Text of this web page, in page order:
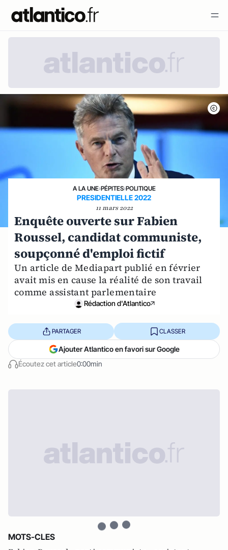
A LA UNE›PÉPITES›POLITIQUE
PRESIDENTIELLE 2022
11 mars 2022
Enquête ouverte sur Fabien
Roussel, candidat communiste,
soupçonné d'emploi fictif
Un article de Mediapart publié en février
avait mis en cause la réalité de son travail
comme assistant parlementaire
Rédaction d'Atlantico
Écoutez cet article0:00min
PARTAGER CLASSER
Ajouter Atlantico en favori sur Google
MOTS-CLES